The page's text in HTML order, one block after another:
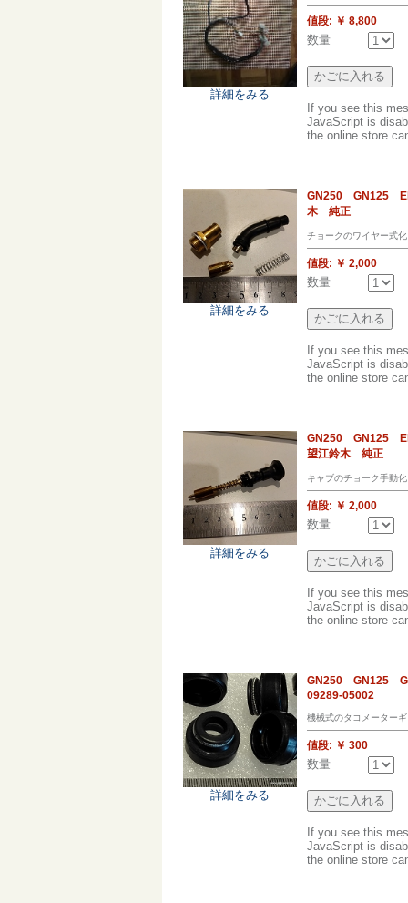
詳細をみる
値段: ￥ 8,800
数量
If you see this
JavaScript is
the online store
詳細をみる
GN250 GN125
木 純正
チョークのワイヤー式
値段: ￥ 2,000
数量
If you see this
JavaScript is
the online store
詳細をみる
GN250 GN125
望江鈴木 純正
キャブのチョーク手動
値段: ￥ 2,000
数量
If you see this
JavaScript is
the online store
詳細をみる
GN250 GN125
09289-05002
機械式のタコメーター
値段: ￥ 300
数量
If you see this
JavaScript is
the online store